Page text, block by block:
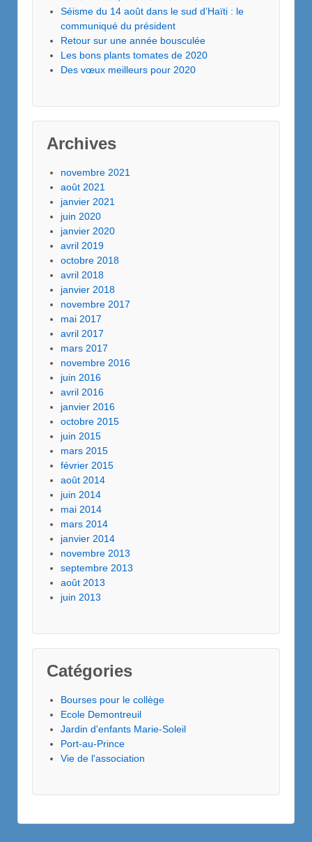
Séisme du 14 août dans le sud d’Haïti : le
communiqué du président
Retour sur une année bousculée
Les bons plants tomates de 2020
Des vœux meilleurs pour 2020
Archives
novembre 2021
août 2021
janvier 2021
juin 2020
janvier 2020
avril 2019
octobre 2018
avril 2018
janvier 2018
novembre 2017
mai 2017
avril 2017
mars 2017
novembre 2016
juin 2016
avril 2016
janvier 2016
octobre 2015
juin 2015
mars 2015
février 2015
août 2014
juin 2014
mai 2014
mars 2014
janvier 2014
novembre 2013
septembre 2013
août 2013
juin 2013
Catégories
Bourses pour le collège
Ecole Demontreuil
Jardin d'enfants Marie-Soleil
Port-au-Prince
Vie de l'association